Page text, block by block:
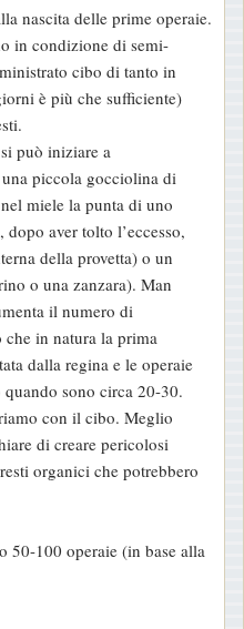
nascita delle prime operaie.
in condizione di semi-
cibo di tanto in
è più che sufficiente)
può iniziare a
piccola gocciolina di
miele la punta di uno
aver tolto l’eccesso,
della provetta) o un
o una zanzara). Man
il numero di
in natura la prima
dalla regina e le operaie
sono circa 20-30.
con il cibo. Meglio
di creare pericolosi
organici che potrebbero
50-100 operaie (in base alla